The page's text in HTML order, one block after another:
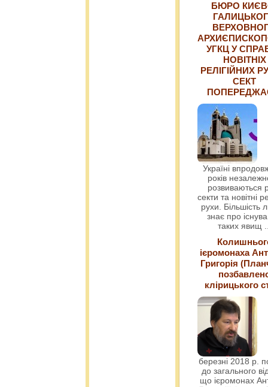
БЮРО
УГКЦ У
НОВІТНІХ
РЕЛІГІЙНИХ
СЕКТ
Україні
років
розвиваються
секти та новітні
рухи. Більшість
знає про
таких явищ
ієромонаха
Григорія
клірицького
березні 2018 р.
до загального
що ієромонах